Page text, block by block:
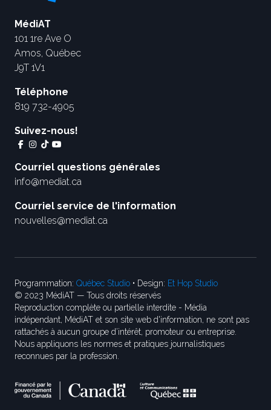
MédiAT
101 1re Ave O
Amos, Québec
J9T 1V1
Téléphone
819 732-4905
Suivez-nous!
Courriel questions générales
info@mediat.ca
Courriel service de l'information
nouvelles@mediat.ca
Programmation: Québec Studio • Design: Et Hop Studio
© 2023 MédiAT — Tous droits réservés
Reproduction complète ou partielle interdite - Média
indépendant, MédiAT et son site web d'information, ne sont pas
rattachés à aucun groupe d’intérêt, promoteur ou entreprise.
Nous appliquons les normes et pratiques journalistiques
reconnues par la profession.